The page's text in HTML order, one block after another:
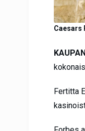
Caesars
Fertitta